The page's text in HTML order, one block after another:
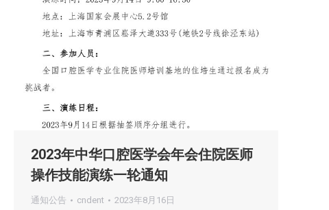
2023年中华口腔医学会年会住院医师
操作技能演练一轮通知
通知公告 cndent 2023年8月16日